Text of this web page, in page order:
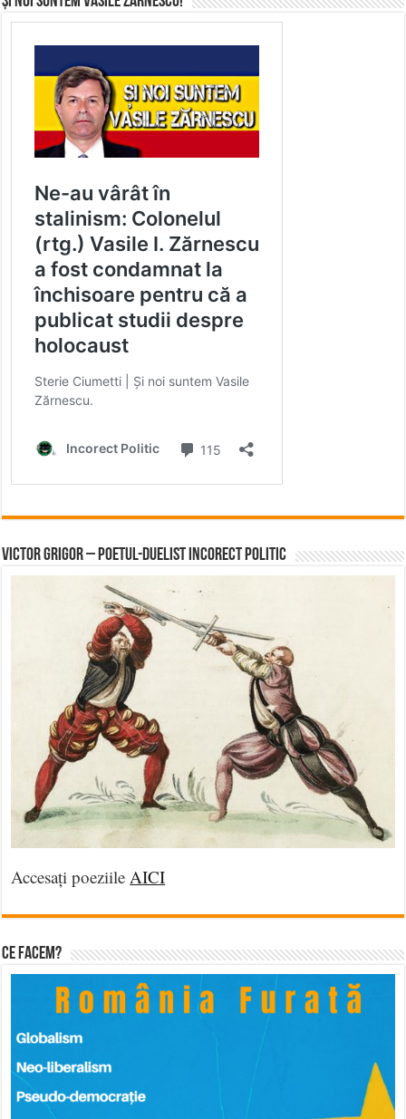
Victor Grigor – Poetul-Duelist Incorect Politic
Accesați poeziile AICI
Ce facem?